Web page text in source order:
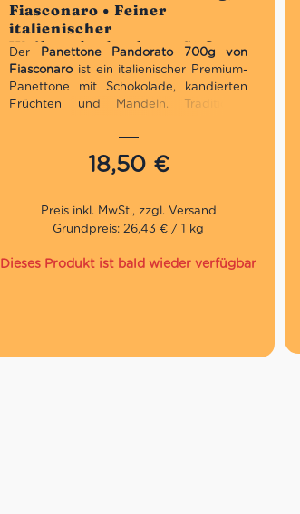
Fiasconaro • Feiner
italienischer
Weihnachtskuchen • Süßes
aus Italien
Der Panettone Pandorato 700g von
Fiasconaroist ein italienischer Premium-
Panettone mit Schokolade, kandierten
Früchten und Mandeln. Traditionell
Weihnachten und festliche Geschenke.
Exklusives Geschenk für
Mit Mandeln,
Schokoladentröpfchen und kandierte
Großzügiges Format
18,50 €
5
Grundpreis: 26,43 € / 1 kg
Dieses Produkt ist bald wieder verfügbar